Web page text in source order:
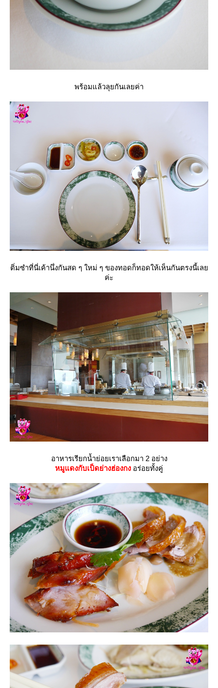
พร้อมแล้วลุยกันเลยค่า
ติ่มซำที่นี่เค้านึ่งกันสด ๆ ใหม่ ๆ ของทอดก็ทอดให้เห็นกันตรงนี้เล
ค่ะ
อาหารเรียกน้ำย่อยเราเลือกมา 2 อย่าง
หมูแดงกับเป็ดย่างฮ่องกง อร่อยทั้งคู่